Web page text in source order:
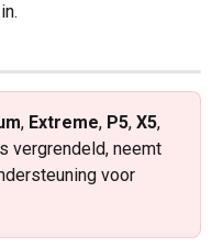
, Extreme, P5, X5,
vergrendeld, neemt
voor